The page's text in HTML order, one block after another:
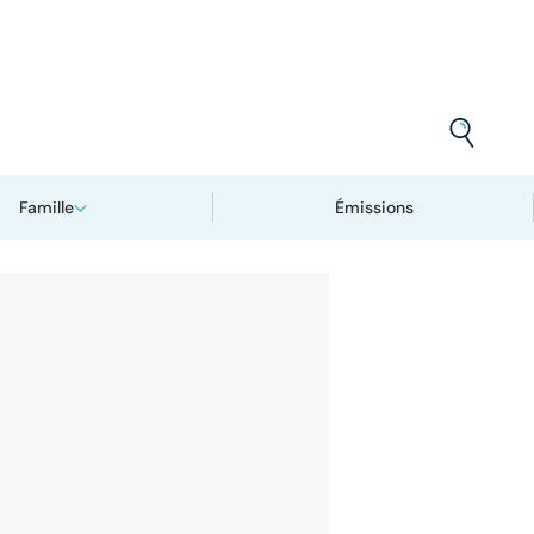
Famille Émissions